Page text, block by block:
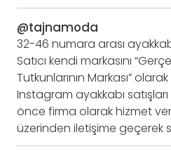
@tajnamoda
32-46 numara arası
Satıcı kendi markasını
Tutkunlarının Markası”
Instagram ayakkabı
önce firma olarak hizmet
üzerinden iletişime geçerek